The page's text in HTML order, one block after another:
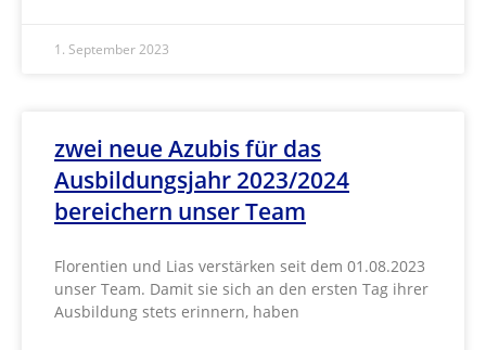
1. September 2023
zwei neue Azubis für das
Ausbildungsjahr 2023/2024
bereichern unser Team
Florentien und Lias verstärken seit dem 01.08.2023
unser Team. Damit sie sich an den ersten Tag ihrer
Ausbildung stets erinnern, haben